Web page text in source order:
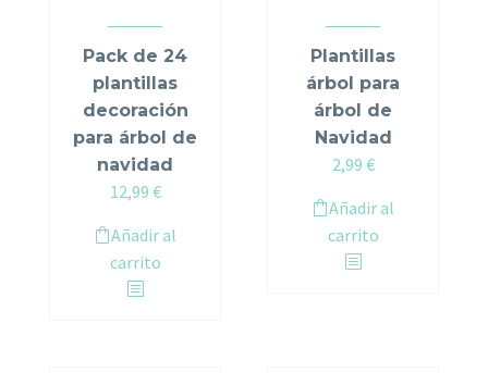
Pack de 24
plantillas
decoración
para árbol de
navidad
Original
was:
17,94 €.
12,99 €Current
is:
12,99 €.
Añadir al
carrito
Plantillas
árbol para
árbol de
Navidad
2,99 €
Añadir al
carrito